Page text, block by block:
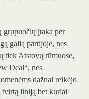
grupuočių įtaka per
galią partijoje, nes
tiek Atstovų rūmuose,
Deal“, nes
dažnai reikėjo
tvirtą liniją bet kuriai